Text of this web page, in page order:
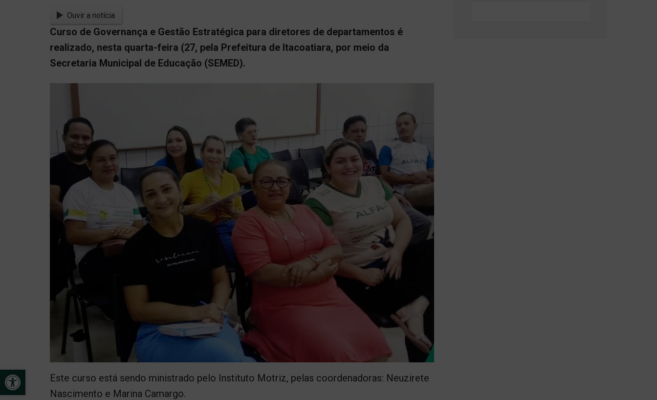
Open toolbar
Ouvir a notícia
Curso de Governança e Gestão Estratégica para diretores de departamentos é
realizado, nesta quarta-feira (27, pela Prefeitura de Itacoatiara, por meio da
Secretaria Municipal de Educação (SEMED).
Este curso está sendo ministrado pelo Instituto Motriz, pelas coordenadoras: Neuzirete
Nascimento e Marina Camargo.